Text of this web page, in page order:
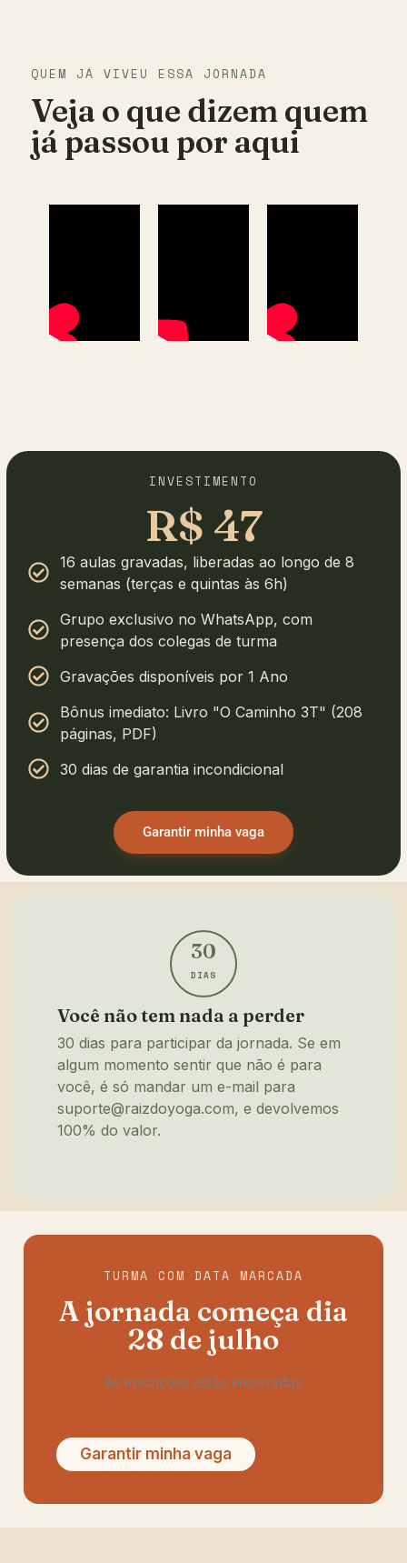
QUEM JÁ VIVEU ESSA JORNADA
Veja o que dizem quem
já passou por aqui
INVESTIMENTO
R$ 47
16 aulas gravadas, liberadas ao longo de 8
semanas (terças e quintas às 6h)
Grupo exclusivo no WhatsApp, com
presença dos colegas de turma
Gravações disponíveis por 1 Ano
Bônus imediato: Livro "O Caminho 3T" (208
páginas, PDF)
30 dias de garantia incondicional
Garantir minha vaga
30
DIAS
Você não tem nada a perder
30 dias para participar da jornada. Se em
algum momento sentir que não é para
você, é só mandar um e-mail para
suporte@raizdoyoga.com, e devolvemos
100% do valor.
TURMA COM DATA MARCADA
A jornada começa dia
28 de julho
As inscrições estão encerradas
Garantir minha vaga